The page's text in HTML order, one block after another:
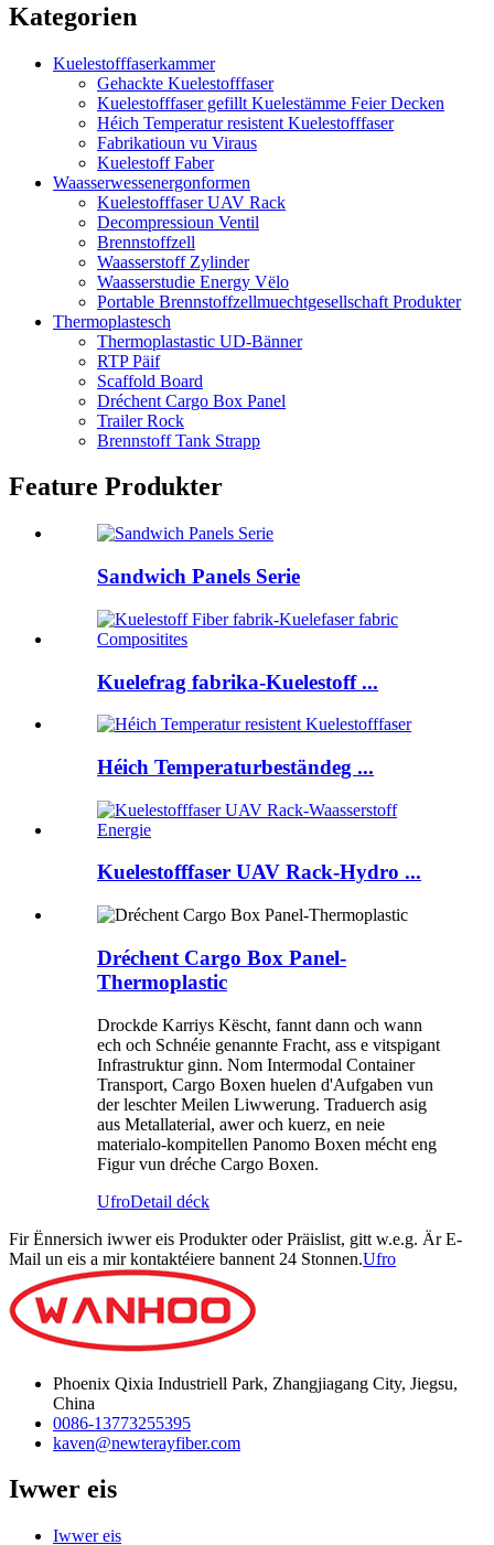
Kategorien
Kuelestofffaserkammer
Gehackte Kuelestofffaser
Kuelestofffaser gefillt Kuelestämme Feier Decken
Héich Temperatur resistent Kuelestofffaser
Fabrikatioun vu Viraus
Kuelestoff Faber
Waasserwessenergonformen
Kuelestofffaser UAV Rack
Decompressioun Ventil
Brennstoffzell
Waasserstoff Zylinder
Waasserstudie Energy Vëlo
Portable Brennstoffzellmuechtgesellschaft Produkter
Thermoplastesch
Thermoplastastic UD-Bänner
RTP Päif
Scaffold Board
Dréchent Cargo Box Panel
Trailer Rock
Brennstoff Tank Strapp
Feature Produkter
Sandwich Panels Serie
Kuelefrag fabrika-Kuelestoff ...
Héich Temperaturbeständeg ...
Kuelestofffaser UAV Rack-Hydro ...
Dréchent Cargo Box Panel-
Thermoplastic
Drockde Karriys Këscht, fannt dann och wann
ech och Schnéie genannte Fracht, ass e vitspigant
Infrastruktur ginn. Nom Intermodal Container
Transport, Cargo Boxen huelen d'Aufgaben vun
der leschter Meilen Liwwerung. Traduerch asig
aus Metallaterial, awer och kuerz, en neie
materialo-kompitellen Panomo Boxen mécht eng
Figur vun dréche Cargo Boxen.
UfroDetail déck
Fir Ënnersich iwwer eis Produkter oder Präislist, gitt w.e.g. Är E-
Mail un eis a mir kontaktéiere bannent 24 Stonnen.Ufro
Phoenix Qixia Industriell Park, Zhangjiagang City, Jiegsu,
China
0086-13773255395
kaven@newterayfiber.com
Iwwer eis
Iwwer eis